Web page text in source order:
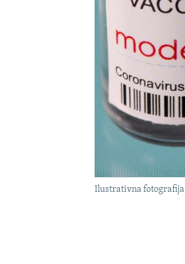
TRI DECENIJE OD RATA U BIH
NASTANAK I RASPAD JUGOSLAVIJE
Ilustrativna fotografija